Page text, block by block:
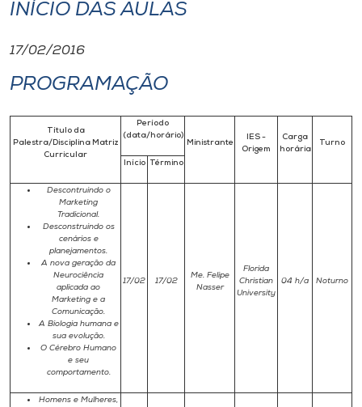
INÍCIO DAS AULAS
17/02/2016
PROGRAMAÇÃO
Título da
Palestra/Disciplina Matriz
Curricular
Período
(data/horário)
Ministrante
IES -
Origem
Carga
horária
Turno
Início Término
Descontruindo o
Marketing
Tradicional.
Desconstruindo os
cenários e
planejamentos.
A nova geração da
Neurociência
aplicada ao
Marketing e a
Comunicação.
A Biologia humana e
sua evolução.
O Cérebro Humano
e seu
comportamento.
17/02 17/02
Me. Felipe
Nasser
Florida
Christian
University
04 h/a Noturno
Homens e Mulheres,